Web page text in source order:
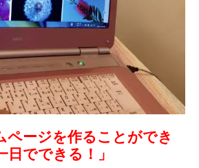
ページを作ることができ
日でできる！」